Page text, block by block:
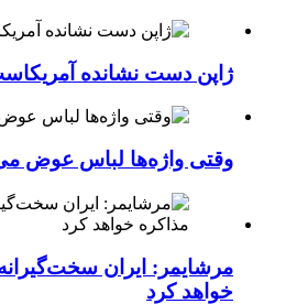
ژاپن دست نشانده
وقتی واژه‌ها لباس عوض
مرشایمر: ایران
خواهد کرد